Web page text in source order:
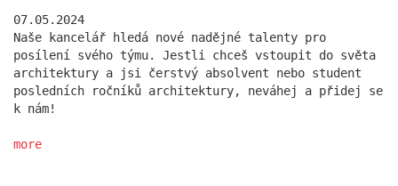
07.05.2024
Naše kancelář hledá nové nadějné talenty pro
posílení svého týmu. Jestli chceš vstoupit do světa
architektury a jsi čerstvý absolvent nebo student
posledních ročníků architektury, neváhej a přidej se
k nám!
more